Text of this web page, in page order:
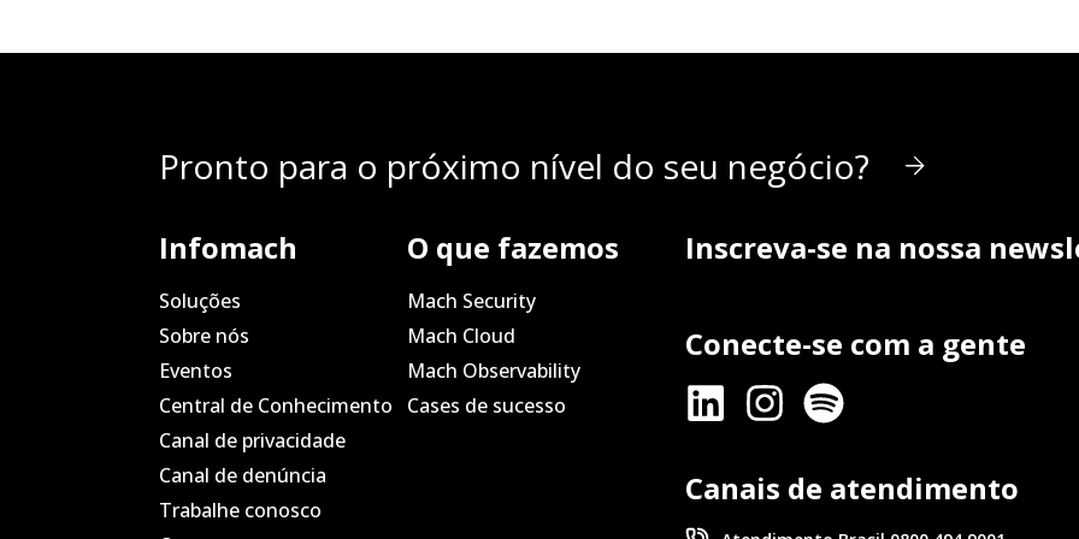
Pronto para o próximo nível do seu negócio?
Infomach
Soluções
Sobre nós
Eventos
Central de Conhecimento
Canal de privacidade
Canal de denúncia
Trabalhe conosco
O que fazemos
Mach Security
Mach Cloud
Mach Observability
Cases de sucesso
Inscreva-se na nossa
Conecte-se com a gente
Canais de atendimento